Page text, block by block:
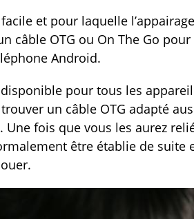
et pour laquelle
câble OTG ou On The Go
Android.
disponible pour tous les
un câble OTG adapté
Une fois que vous les aurez
être établie de suite